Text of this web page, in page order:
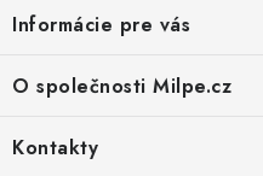
p
ä
Informácie pre vás
Reklamace a vrácení zboží
Podmínky ochrany osobních údajů
O společnosti Milpe.cz
Často sa nás pýtate
Kontakty